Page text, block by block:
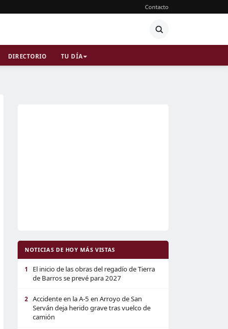
Contacto
DIRECTORIO TU DÍA
NOTICIAS DE HOY MÁS VISTAS
1
El inicio de las obras del regadío de Tierra
de Barros se prevé para 2027
2
Accidente en la A-5 en Arroyo de San
Serván deja herido grave tras vuelco de
camión